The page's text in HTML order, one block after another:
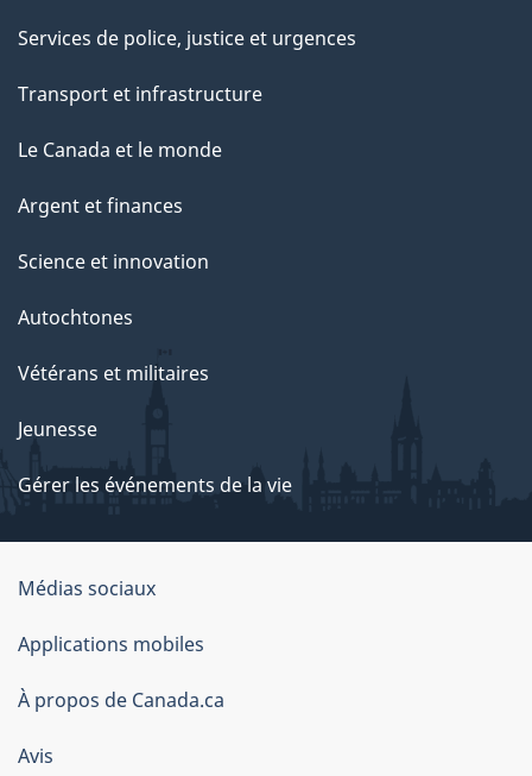
Services de police, justice et urgences
Transport et infrastructure
Le Canada et le monde
Argent et finances
Science et innovation
Autochtones
Vétérans et militaires
Jeunesse
Gérer les événements de la vie
Organisation
du
gouvernement
du
Canada
Médias sociaux
Applications mobiles
À propos de Canada.ca
Avis